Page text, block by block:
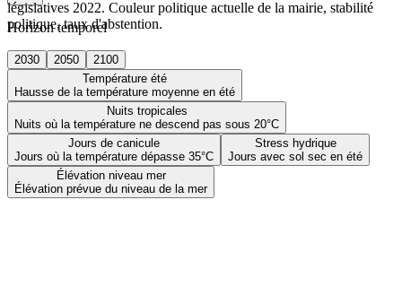
Horizon temporel
2030 2050
2100
Température été
Hausse de la température moyenne en été
Nuits tropicales
Nuits où la température ne descend pas sous 20°C
Jours de canicule
Jours où la température dépasse 35°C
Stress hydrique
Jours avec sol sec en été
Élévation niveau mer
Élévation prévue du niveau de la mer
législatives 2022. Couleur politique actuelle de la mairie, stabilité
politique, taux d'abstention.